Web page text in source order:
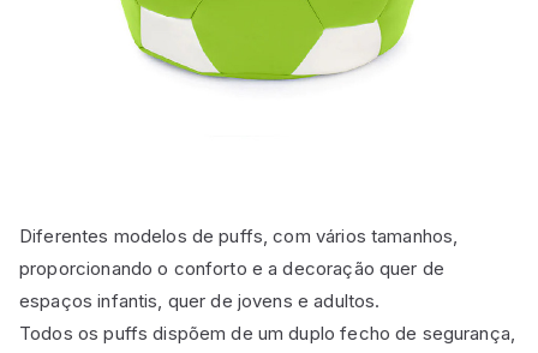
Diferentes modelos de puffs, com vários tamanhos,
proporcionando o conforto e a decoração quer de
espaços infantis, quer de jovens e adultos.
Todos os puffs dispõem de um duplo fecho de segurança,